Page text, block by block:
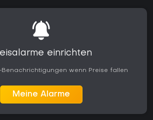
einrichten
Benachrichtigungen wenn Preise fallen
Meine Alarme